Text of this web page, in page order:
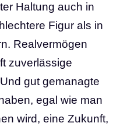
Haltung auch in
Figur als in
Realvermögen
zuverlässige
gut gemanagte
egal wie man
wird, eine Zukunft,